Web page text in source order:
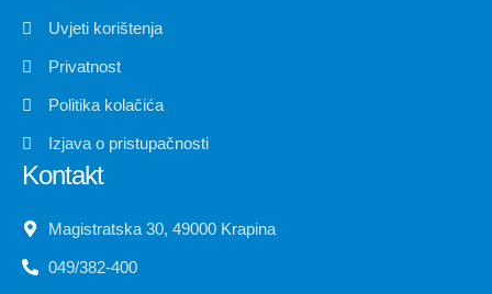
Uvjeti korištenja
Privatnost
Politika kolačića
Izjava o pristupačnosti
Kontakt
Magistratska 30, 49000 Krapina
049/382-400